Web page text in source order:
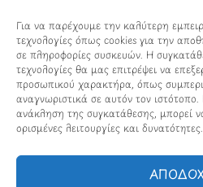
Για να παρέχουμε την καλύτερη
τεχνολογίες όπως cookies για την
σε πληροφορίες συσκευών. Η
τεχνολογίες θα μας επιτρέψει να
προσωπικού χαρακτήρα, όπως
αναγνωριστικά σε αυτόν τον
ανάκληση της συγκατάθεσης, μπορεί
ορισμένες λειτουργίες και δυνατότητες.
ModernaGynaika.gr
OikonomiaPlus.gr
Oikotropia.gr
Perepet.gr
Orama Group